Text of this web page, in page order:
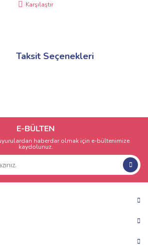
Karşılaştır
Taksit Seçenekleri
E-BÜLTEN
haberdar olmak için e-bültenimize
kaydolunuz.